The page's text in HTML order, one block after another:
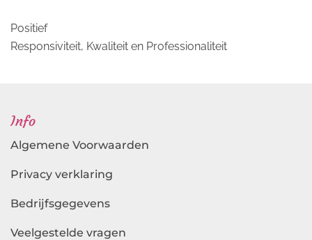
Positief
Responsiviteit, Kwaliteit en Professionaliteit
Info
Algemene Voorwaarden
Privacy verklaring
Bedrijfsgegevens
Veelgestelde vragen